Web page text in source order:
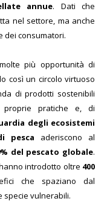
annue. Dati che
nel settore, ma anche
dei consumatori.
più opportunità di
così un circolo virtuoso
di prodotti sostenibili
pratiche e, di
degli ecosistemi
pesca aderiscono al
del pescato globale.
introdotto oltre 400
che spaziano dal
specie vulnerabili.